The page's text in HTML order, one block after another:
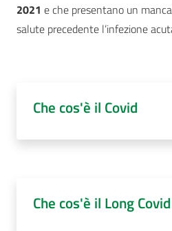
2021 e che presentano un
salute precedente l’infezione
Che cos'è il Covid
Che cos'è il Long Covid